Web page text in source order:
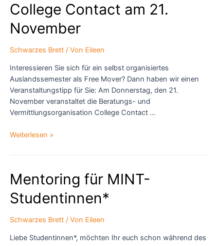
Paradies
nebenan“
College Contact am 21.
November
Schwarzes Brett / Von Eileen
Interessieren Sie sich für ein selbst organisiertes
Auslandssemester als Free Mover? Dann haben wir einen
Veranstaltungstipp für Sie: Am Donnerstag, den 21.
November veranstaltet die Beratungs- und
Vermittlungsorganisation College Contact …
“Study
Messe
College
am
November
Weiterlesen »
Mentoring für MINT-
Studentinnen*
Schwarzes Brett / Von Eileen
Liebe Studentinnen*, möchten Ihr euch schon während des